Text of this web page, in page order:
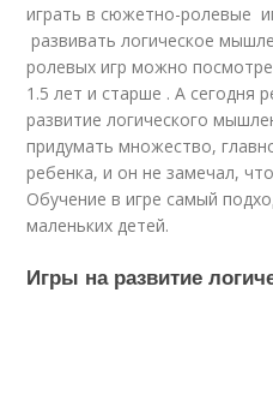
играть в сюжетно-ролевые
развивать логическое
ролевых игр можно
1.5 лет и старше . А сегодня
развитие логического
придумать множество,
ребенка, и он не замечал,
Обучение в игре самый
маленьких детей.
Игры на развитие